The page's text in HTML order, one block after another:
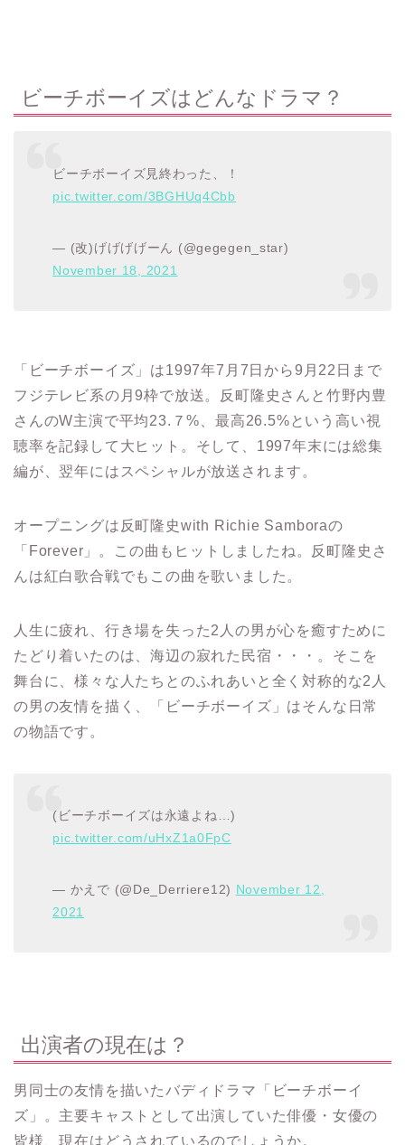
ビーチボーイズはどんなドラマ？
ビーチボーイズ見終わった、！
pic.twitter.com/3BGHUq4Cbb
— (改)げげげげーん (@gegegen_star)
November 18, 2021
「ビーチボーイズ」は1997年7月7日から9月22日まで
フジテレビ系の月9枠で放送。反町隆史さんと竹野内豊
さんのW主演で平均23.７%、最高26.5%という高い視
聴率を記録して大ヒット。そして、1997年末には総集
編が、翌年にはスペシャルが放送されます。
オープニングは反町隆史with Richie Samboraの
「Forever」。この曲もヒットしましたね。反町隆史さ
んは紅白歌合戦でもこの曲を歌いました。
人生に疲れ、行き場を失った2人の男が心を癒すために
たどり着いたのは、海辺の寂れた民宿・・・。そこを
舞台に、様々な人たちとのふれあいと全く対称的な2人
の男の友情を描く、「ビーチボーイズ」はそんな日常
の物語です。
(ビーチボーイズは永遠よね…)
pic.twitter.com/uHxZ1a0FpC
— かえで (@De_Derriere12) November 12,
2021
出演者の現在は？
男同士の友情を描いたバディドラマ「ビーチボーイ
ズ」。主要キャストとして出演していた俳優・女優の
皆様、現在はどうされているのでしょうか。